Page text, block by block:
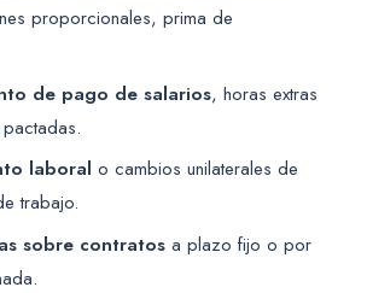
proporcionales, prima de
de pago de salarios, horas extras
laboral o cambios unilaterales de
trabajo.
sobre contratos a plazo fijo o por